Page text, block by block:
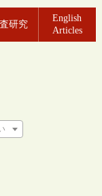
研究
English
Articles